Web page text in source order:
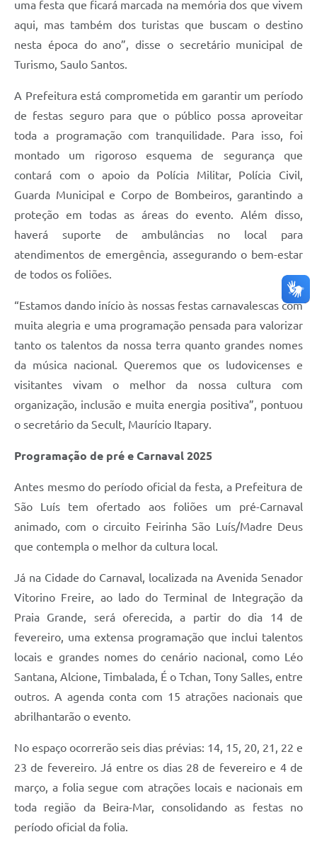
uma festa que ficará marcada na memória dos que vivem
aqui, mas também dos turistas que buscam o destino
nesta época do ano”, disse o secretário municipal de
Turismo, Saulo Santos.
A Prefeitura está comprometida em garantir um período
de festas seguro para que o público possa aproveitar
toda a programação com tranquilidade. Para isso, foi
montado um rigoroso esquema de segurança que
contará com o apoio da Polícia Militar, Polícia Civil,
Guarda Municipal e Corpo de Bombeiros, garantindo a
proteção em todas as áreas do evento. Além disso,
haverá suporte de ambulâncias no local para
atendimentos de emergência, assegurando o bem-estar
de todos os foliões.
“Estamos dando início às nossas festas carnavalescas com
muita alegria e uma programação pensada para valorizar
tanto os talentos da nossa terra quanto grandes nomes
da música nacional. Queremos que os ludovicenses e
visitantes vivam o melhor da nossa cultura com
organização, inclusão e muita energia positiva”, pontuou
o secretário da Secult, Maurício Itapary.
Programação de pré e Carnaval 2025
Antes mesmo do período oficial da festa, a Prefeitura de
São Luís tem ofertado aos foliões um pré-Carnaval
animado, com o circuito Feirinha São Luís/Madre Deus
que contempla o melhor da cultura local.
Já na Cidade do Carnaval, localizada na Avenida Senador
Vitorino Freire, ao lado do Terminal de Integração da
Praia Grande, será oferecida, a partir do dia 14 de
fevereiro, uma extensa programação que inclui talentos
locais e grandes nomes do cenário nacional, como Léo
Santana, Alcione, Timbalada, É o Tchan, Tony Salles, entre
outros. A agenda conta com 15 atrações nacionais que
abrilhantarão o evento.
No espaço ocorrerão seis dias prévias: 14, 15, 20, 21, 22 e
23 de fevereiro. Já entre os dias 28 de fevereiro e 4 de
março, a folia segue com atrações locais e nacionais em
toda região da Beira-Mar, consolidando as festas no
período oficial da folia.